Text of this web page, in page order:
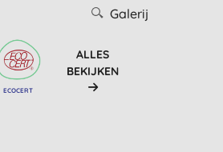
Galerij
ECOCERT
ALLES
BEKIJKEN